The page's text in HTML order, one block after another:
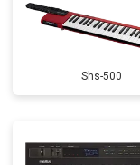
Shs-500